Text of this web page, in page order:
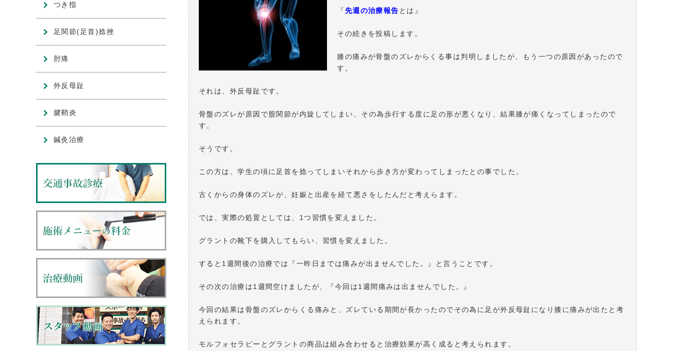
『先週の治療報告 とは』
その続きを投稿します。
膝の痛みが骨盤のズレからくる事は判明しましたが、もう一つの原因があったので
す。
それは、外反母趾です。
骨盤のズレが原因で股関節が内旋してしまい、その為歩行する度に足の形が悪くなり、結果膝が痛くなってしまったので
す。
そうです。
この方は、学生の頃に足首を捻ってしまいそれから歩き方が変わってしまったとの事でした。
古くからの身体のズレが、妊娠と出産を経て悪さをしたんだと考えらます。
では、実際の処置としては、1つ習慣を変えました。
グラントの靴下を購入してもらい、習慣を変えました。
すると1週間後の治療では『一昨日までは痛みが出ませんでした。』と言うことです。
その次の治療は1週間空けましたが、『今回は1週間痛みは出ませんでした。』
今回の結果は骨盤のズレからくる痛みと、ズレている期間が長かったのでその為に足が外反母趾になり膝に痛みが出たと考
えられます。
モルフォセラピーとグラントの商品は組み合わせると治療効果が高く成ると考えられます。
つき指
足関節(足首)捻挫
肘痛
外反母趾
腱鞘炎
鍼灸治療